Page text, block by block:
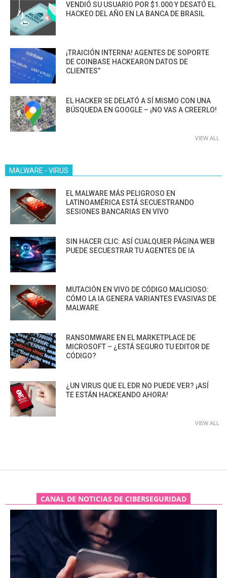
VENDIÓ SU USUARIO POR $1.000 Y DESATÓ EL
HACKEO DEL AÑO EN LA BANCA DE BRASIL
¡TRAICIÓN INTERNA! AGENTES DE SOPORTE
DE COINBASE HACKEARON DATOS DE
CLIENTES”
EL HACKER SE DELATÓ A SÍ MISMO CON UNA
BÚSQUEDA EN GOOGLE – ¡NO VAS A CREERLO!
VIEW ALL
MALWARE - VIRUS
EL MALWARE MÁS PELIGROSO EN
LATINOAMÉRICA ESTÁ SECUESTRANDO
SESIONES BANCARIAS EN VIVO
SIN HACER CLIC: ASÍ CUALQUIER PÁGINA WEB
PUEDE SECUESTRAR TU AGENTES DE IA
MUTACIÓN EN VIVO DE CÓDIGO MALICIOSO:
CÓMO LA IA GENERA VARIANTES EVASIVAS DE
MALWARE
RANSOMWARE EN EL MARKETPLACE DE
MICROSOFT – ¿ESTÁ SEGURO TU EDITOR DE
CÓDIGO?
¿UN VIRUS QUE EL EDR NO PUEDE VER? ¡ASÍ
TE ESTÁN HACKEANDO AHORA!
VIEW ALL
CANAL DE NOTICIAS DE CIBERSEGURIDAD